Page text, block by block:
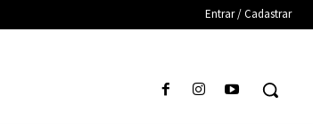
Entrar / Cadastrar